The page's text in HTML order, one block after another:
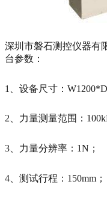
深圳市磐石测控仪器有
台参数：
1、设备尺寸：
2、力量测量范围：
3、力量分辨率：1N；
4、测试行程：150mm；